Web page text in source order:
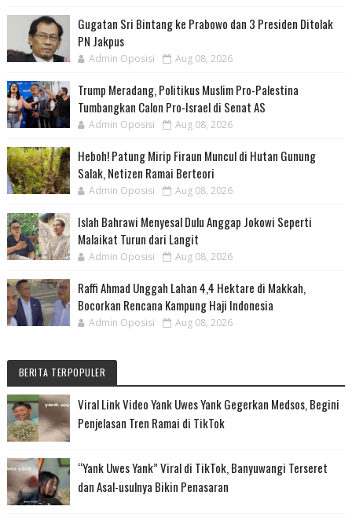
Gugatan Sri Bintang ke Prabowo dan 3 Presiden Ditolak
PN Jakpus
Admin Oposisi Aug 08, 2026
Trump Meradang, Politikus Muslim Pro-Palestina
Tumbangkan Calon Pro-Israel di Senat AS
Admin Oposisi Aug 08, 2026
Heboh! Patung Mirip Firaun Muncul di Hutan Gunung
Salak, Netizen Ramai Berteori
Admin Oposisi Aug 08, 2026
Islah Bahrawi Menyesal Dulu Anggap Jokowi Seperti
Malaikat Turun dari Langit
Admin Oposisi Aug 08, 2026
Raffi Ahmad Unggah Lahan 4,4 Hektare di Makkah,
Bocorkan Rencana Kampung Haji Indonesia
Admin Oposisi Aug 08, 2026
BERITA TERPOPULER
Viral Link Video Yank Uwes Yank Gegerkan Medsos, Begini
Penjelasan Tren Ramai di TikTok
“Yank Uwes Yank” Viral di TikTok, Banyuwangi Terseret
dan Asal-usulnya Bikin Penasaran